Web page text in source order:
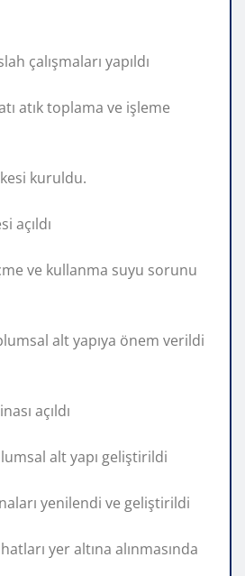
çalışmaları yapıldı
atık toplama ve işleme
kuruldu.
açıldı
ve kullanma suyu sorunu
alt yapıya önem verildi
açıldı
alt yapı geliştirildi
yenilendi ve geliştirildi
yer altına alınmasında